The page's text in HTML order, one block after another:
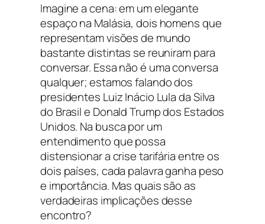
Imagine a cena: em um elegante
espaço na Malásia, dois homens que
representam visões de mundo
bastante distintas se reuniram para
conversar. Essa não é uma conversa
qualquer; estamos falando dos
presidentes Luiz Inácio Lula da Silva
do Brasil e Donald Trump dos Estados
Unidos. Na busca por um
entendimento que possa
distensionar a crise tarifária entre os
dois países, cada palavra ganha peso
e importância. Mas quais são as
verdadeiras implicações desse
encontro?